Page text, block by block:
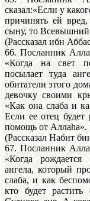
сказал:«Если у
причинять ей
сыну, то Всевышний
(Рассказал ибн
66. Посланник
«Когда на свет
посылает туда
обитатели этого
девочку своими
«Как она слаба и
Если ее отец будет
помощь от Аллаhа».
(Рассказал Набит
67. Посланник
«Когда
ангела, который
слаба, и как
кто будет